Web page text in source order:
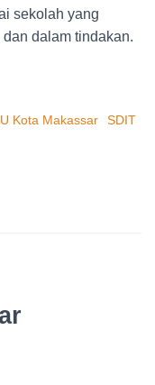
sekolah yang
dalam tindakan.
Kota Makassar SDIT